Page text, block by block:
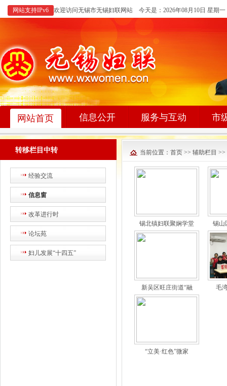
网站支持IPv6 欢迎访问无锡市无锡妇联网站 今天是： 2026年08月10日 星期一
网站首页 信息公开 服务与互动 市
转移栏目中转
经验交流
信息窗
改革进行时
论坛苑
妇儿发展“十四五”
当前位置： 首页 >> 辅助栏目 >>
锡北镇妇联聚娴学堂 锡山
新吴区旺庄街道“融 毛
“立美·红色”微家